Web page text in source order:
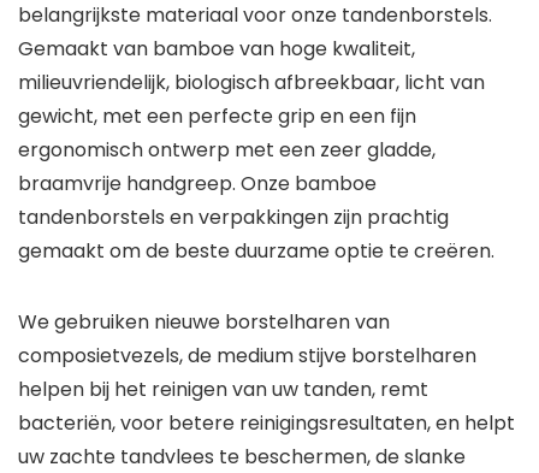
belangrijkste materiaal voor onze tandenborstels.
Gemaakt van bamboe van hoge kwaliteit,
milieuvriendelijk, biologisch afbreekbaar, licht van
gewicht, met een perfecte grip en een fijn
ergonomisch ontwerp met een zeer gladde,
braamvrije handgreep. Onze bamboe
tandenborstels en verpakkingen zijn prachtig
gemaakt om de beste duurzame optie te creëren.
We gebruiken nieuwe borstelharen van
composietvezels, de medium stijve borstelharen
helpen bij het reinigen van uw tanden, remt
bacteriën, voor betere reinigingsresultaten, en helpt
uw zachte tandvlees te beschermen, de slanke